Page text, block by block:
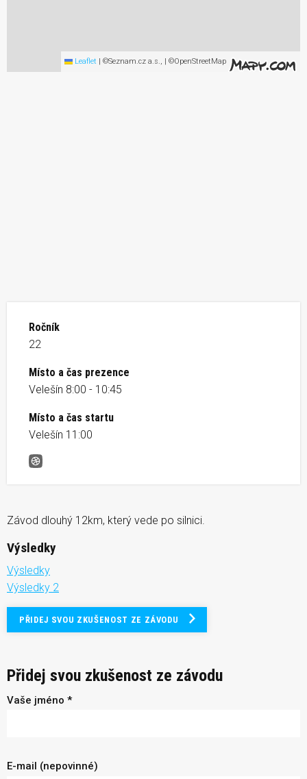
Leaflet | ©Seznam.cz a.s., | ©OpenStreetMap
Ročník
22
Místo a čas prezence
Velešín 8:00 - 10:45
Místo a čas startu
Velešín 11:00
Velešín kros
Závod dlouhý 12km, který vede po silnici.
Výsledky
Výsledky
Výsledky 2
PŘIDEJ SVOU ZKUŠENOST ZE ZÁVODU
Přidej svou zkušenost ze závodu
Vaše jméno *
E-mail (nepovinné)